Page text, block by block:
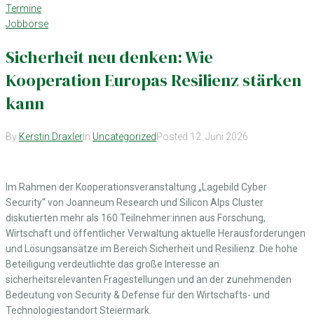
Termine
Jobbörse
Sicherheit neu denken: Wie
Kooperation Europas Resilienz stärken
kann
By Kerstin Draxler In UncategorizedPosted 12. Juni 2026
Im Rahmen der Kooperationsveranstaltung „Lagebild Cyber
Security“ von Joanneum Research und Silicon Alps Cluster
diskutierten mehr als 160 Teilnehmer:innen aus Forschung,
Wirtschaft und öffentlicher Verwaltung aktuelle Herausforderungen
und Lösungsansätze im Bereich Sicherheit und Resilienz. Die hohe
Beteiligung verdeutlichte das große Interesse an
sicherheitsrelevanten Fragestellungen und an der zunehmenden
Bedeutung von Security & Defense für den Wirtschafts- und
Technologiestandort Steiermark.